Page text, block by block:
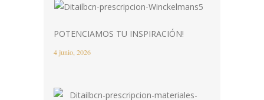
POTENCIAMOS TU INSPIRACIÓN!
4 junio, 2026